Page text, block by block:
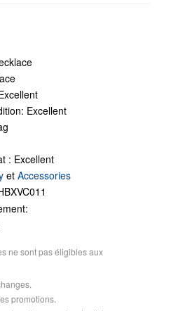
Excellent
: Excellent
et Accessories
ne sont pas éligibles aux
promotions.